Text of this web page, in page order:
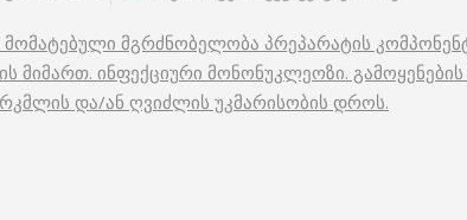
მომატებული მგრძნობელობა პრეპარატის
მიმართ. ინფექციური მონონუკლეოზი.
და/ან ღვიძლის უკმარისობის დროს.